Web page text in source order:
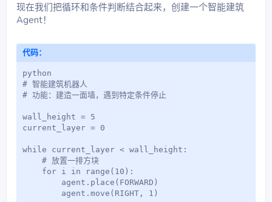
现在我们把循环和条件判断结合起来，创建一个智能建筑
Agent！
代码：
python
# 智能建筑机器人
# 功能：建造一面墙，遇到特定条件停止
wall_height = 5
current_layer = 0
while current_layer < wall_height:
    # 放置一排方块
    for i in range(10):
        agent.place(FORWARD)
        agent.move(RIGHT, 1)